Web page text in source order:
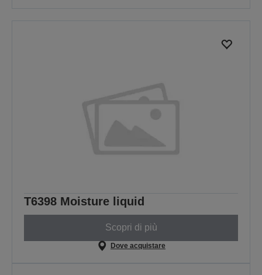
T6398 Moisture liquid
Scopri di più
Dove acquistare